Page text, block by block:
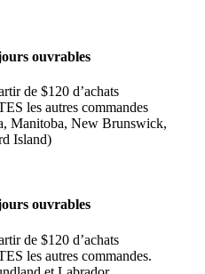
ouvrables
de $120 d’achats
les autres commandes
Manitoba, New Brunswick,
Island)
ouvrables
de $120 d’achats
les autres commandes.